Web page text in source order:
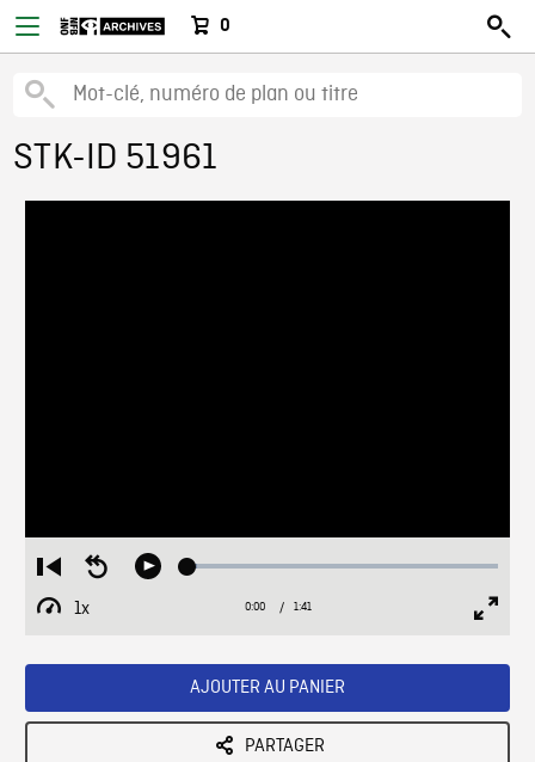
0
STK-ID 51961
Restart
from
beginning
Seek
Play Loaded:
1x
Playback
Current
0:00 / Duration
1:41
AJOUTER AU PANIER
PARTAGER